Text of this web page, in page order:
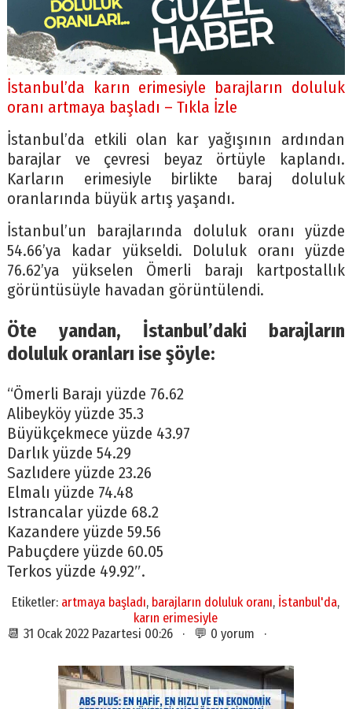
İstanbul’da karın erimesiyle barajların doluluk
oranı artmaya başladı – Tıkla İzle
İstanbul’da etkili olan kar yağışının ardından
barajlar ve çevresi beyaz örtüyle kaplandı.
Karların erimesiyle birlikte baraj doluluk
oranlarında büyük artış yaşandı.
İstanbul’un barajlarında doluluk oranı yüzde
54.66’ya kadar yükseldi. Doluluk oranı yüzde
76.62’ya yükselen Ömerli barajı kartpostallık
görüntüsüyle havadan görüntülendi.
Öte yandan, İstanbul’daki barajların
doluluk oranları ise şöyle:
“Ömerli Barajı yüzde 76.62
Alibeyköy yüzde 35.3
Büyükçekmece yüzde 43.97
Darlık yüzde 54.29
Sazlıdere yüzde 23.26
Elmalı yüzde 74.48
Istrancalar yüzde 68.2
Kazandere yüzde 59.56
Pabuçdere yüzde 60.05
Terkos yüzde 49.92″.
Etiketler: artmaya başladı, barajların doluluk oranı, İstanbul'da,
karın erimesiyle
📆 31 Ocak 2022 Pazartesi 00:26 · 💬 0 yorum ·